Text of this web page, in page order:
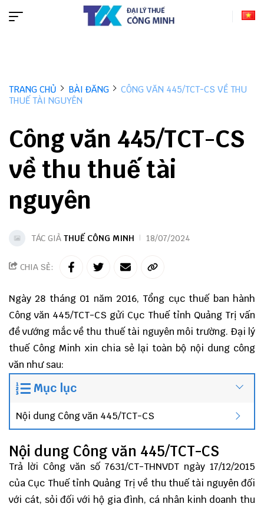
TRANG CHỦ BÀI ĐĂNG
CÔNG VĂN 445/TCT-CS VỀ THU
THUẾ TÀI NGUYÊN
Công văn 445/TCT-CS
về thu thuế tài
nguyên
TÁC GIẢ THUẾ CÔNG MINH 18/07/2024
CHIA SẺ:
Ngày 28 tháng 01 năm 2016, Tổng cục thuế ban hành
Công văn 445/TCT-CS gửi Cục Thuế tỉnh Quảng Trị vấn
đề vướng mắc về thu thuế tài nguyên môi trường. Đại lý
thuế Công Minh xin chia sẻ lại toàn bộ nội dung công
văn như sau:
Mục lục
Nội dung Công văn 445/TCT-CS
Nội dung Công văn 445/TCT-CS
Trả lời Công văn số 7631/CT-THNVDT ngày 17/12/2015
của Cục Thuế tỉnh Quảng Trị về thu thuế tài nguyên đối
với cát, sỏi đối với hộ gia đình, cá nhân kinh doanh thu